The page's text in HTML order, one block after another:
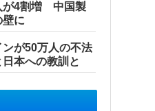
が4割増 中国製
に
ンが50万人の不法
本への教訓と